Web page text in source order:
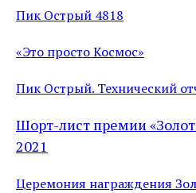
Пик Острый 4818
«Это просто Космос»
Пик Острый. Технический
Шорт-лист премии
2021
Церемония награждения